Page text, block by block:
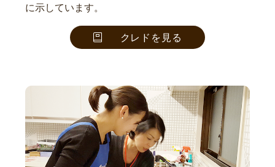
に示しています。
クレドを見る